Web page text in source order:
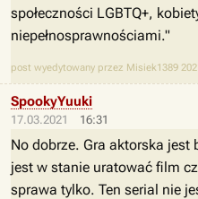
społeczności LGBTQ+,
niepełnosprawnościami."
post wyedytowany przez Misiek1389
17.03.2021 16:31
SpookyYuuki
No dobrze. Gra aktorska
jest w stanie uratować film
sprawa tylko. Ten serial nie